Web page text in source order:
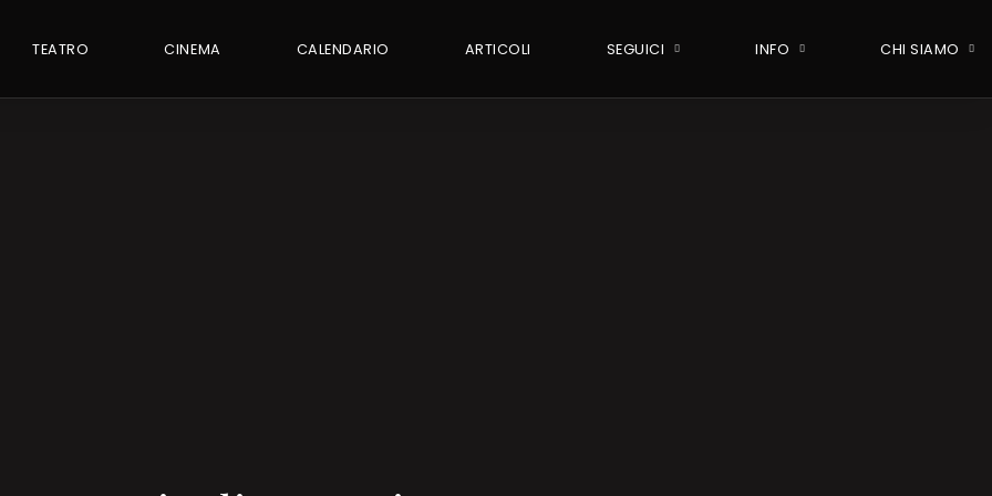
TEATRO CINEMA CALENDARIO ARTICOLI SEGUICI INFO CHI SIAMO